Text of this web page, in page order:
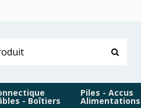
- Boîtiers
Piles - Accus
Alimentations